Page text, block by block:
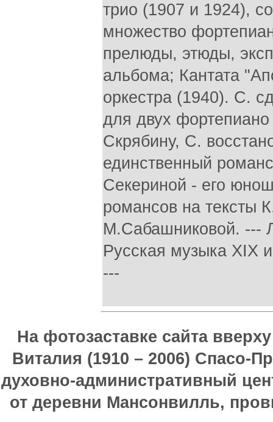
трио (1907 и 1924),
множество
прелюды, этюды,
альбома; Кантата
оркестра (1940). С.
для двух
Скрябину, С.
единственный
Секериной - его
романсов на тексты
М.Сабашниковой. ---
Русская музыка XIX
---
На фотозаставке сайта
Виталия (1910 – 2006) Спасо-
духовно-административный
от деревни Мансонвилль,